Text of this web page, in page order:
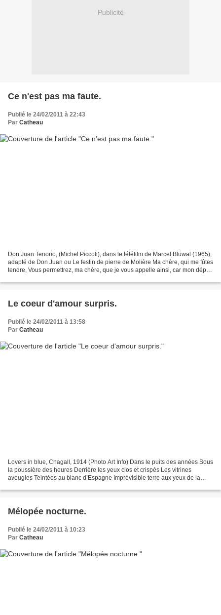
Publicité
Ce n'est pas ma faute.
Publié le 24/02/2011 à 22:43
Par Catheau
Don Juan Tenorio, (Michel Piccoli), dans le téléfilm de Marcel Blüwal (1965),
adapté de Don Juan ou Le festin de pierre de Molière Ma chère, qui me fûtes
tendre, Vous permettrez, ma chère, que je vous appelle ainsi, car mon départ
Le coeur d'amour surpris.
Publié le 24/02/2011 à 13:58
Par Catheau
Lovers in blue, Chagall, 1914 (Photo Art Info) Dans le puits des années Sous
la poussière des heures Derrière les yeux clos et crispés Les vitrines
aveugles Teintées au blanc d’Espagne Imprévisible terre aux yeux de la
Mélopée nocturne.
Publié le 24/02/2011 à 10:23
Par Catheau